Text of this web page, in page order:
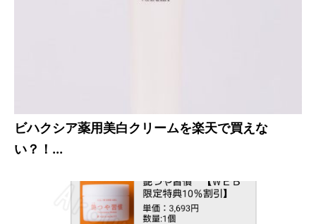
ビハクシア薬用美白クリームを楽天で買えな
い？！...